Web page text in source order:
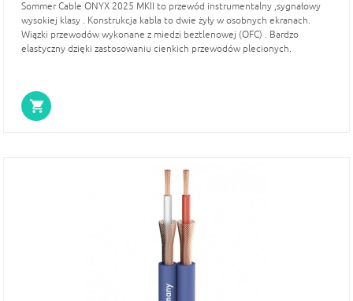
Sommer Cable ONYX 2025 MKII to przewód instrumentalny ,sygnałowy
wysokiej klasy . Konstrukcja kabla to dwie żyły w osobnych ekranach.
Wiązki przewodów wykonane z miedzi beztlenowej (OFC) . Bardzo
elastyczny dzięki zastosowaniu cienkich przewodów plecionych.